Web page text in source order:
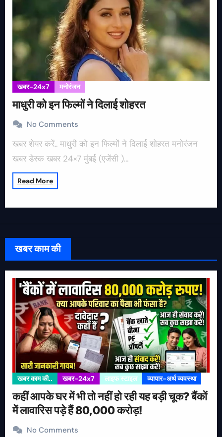
खबर-24x7 मनोरंजन
माधुरी को इन फिल्मों ने दिलाई शोहरत
No Comments
खबर शेयर करें.. माधुरी को इन फिल्मों ने दिलाई शोहरत मनोरंजन
खबर डेस्क खबर 24×7 मुंबई (एजेंसी )…
Read More
खबर काम की
खबर काम की.. खबर-24x7 लाइफ स्टाइल व्यापार-अर्थ व्यवस्था
कहीं आपके घर में भी तो नहीं हो रही यह बड़ी चूक? बैंकों
में लावारिस पड़े हैं 80,000 करोड़!
No Comments